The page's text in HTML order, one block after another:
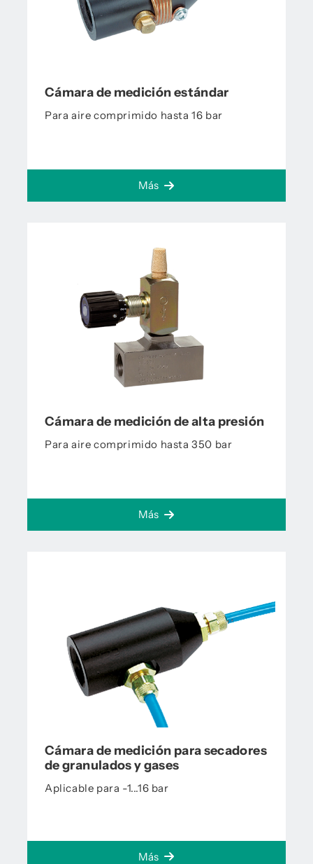
Cámara de medición estándar
Para aire comprimido hasta 16 bar
Más
Cámara de medición de alta presión
Para aire comprimido hasta 350 bar
Más
Cámara de medición para secadores
de granulados y gases
Aplicable para -1...16 bar
Más